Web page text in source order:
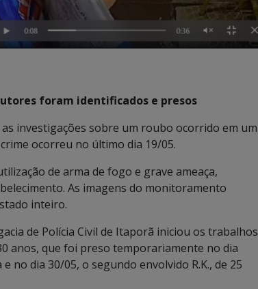
foram identificados e presos
investigações sobre um roubo ocorrido em um
ocorreu no último dia 19/05.
de arma de fogo e grave ameaça,
As imagens do monitoramento
inteiro.
de Polícia Civil de Itaporã iniciou os trabalhos
anos, que foi preso temporariamente no dia
no dia 30/05, o segundo envolvido R.K., de 25